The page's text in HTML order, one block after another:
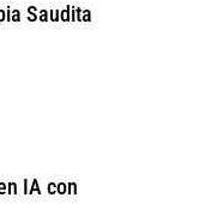
Saudita
IA con